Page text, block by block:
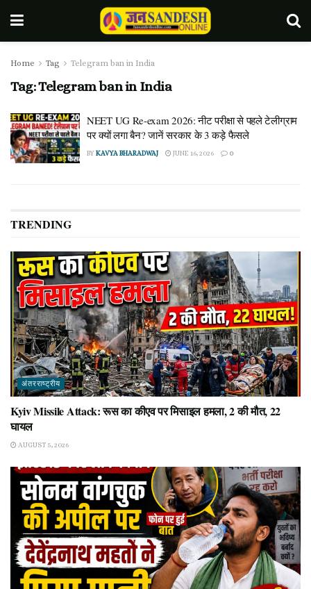
Home Tag Telegram ban in India
Tag:Telegram ban in India
NEET UG Re-exam 2026: नीट परीक्षा से पहले टेलीग्राम
पर क्यों लगा बैन? जानें सरकार के 3 कड़े फैसले
BYKAVYA BHARADWAJ JUNE 16, 2026 0
TRENDING
अंतरराष्ट्रीय
Kyiv Missile Attack: रूस का कीएव पर मिसाइल हमला, 2 की मौत, 22
घायल
AUGUST 5, 2026